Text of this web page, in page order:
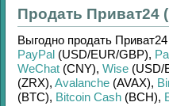
Продать Приват24
Выгодно продать
PayPal (USD/EUR/GBP),
WeChat (CNY), Wise (USD/
(ZRX), Avalanche (AVAX),
(BTC), Bitcoin Cash (BCH),